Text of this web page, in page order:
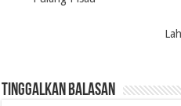
Tinggalkan Balasan